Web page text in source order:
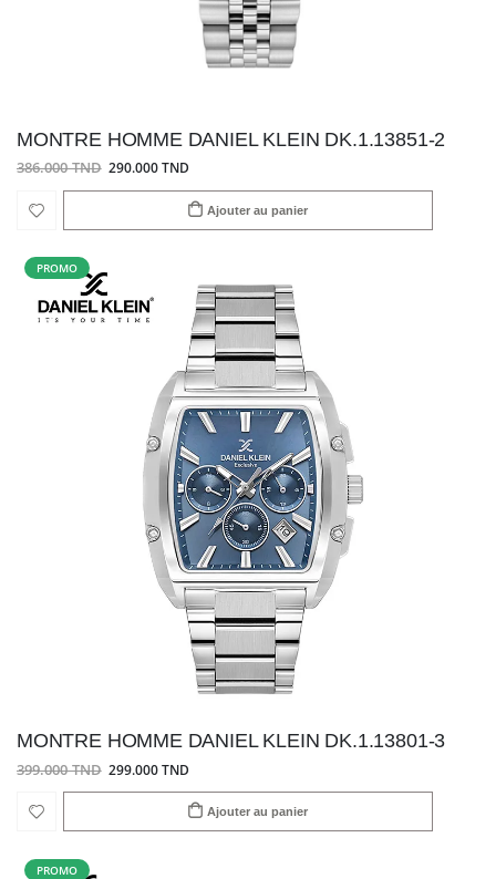
MONTRE HOMME DANIEL KLEIN DK.1.13851-2
386.000 TND 290.000 TND
Ajouter au panier
PROMO
MONTRE HOMME DANIEL KLEIN DK.1.13801-3
399.000 TND 299.000 TND
Ajouter au panier
PROMO